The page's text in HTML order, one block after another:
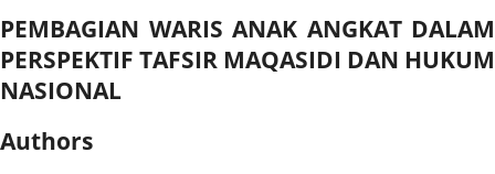
PEMBAGIAN WARIS ANAK ANGKAT DALAM
PERSPEKTIF TAFSIR MAQASIDI DAN HUKUM
NASIONAL
Authors